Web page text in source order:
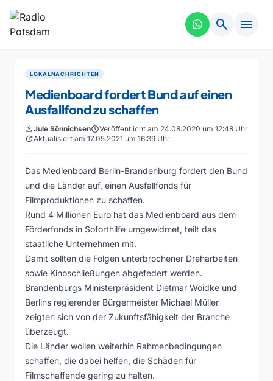
search menu
LOKALNACHRICHTEN
Medienboard fordert Bund auf einen
Ausfallfond zu schaffen
personJule SönnichsenscheduleVeröffentlicht am 24.08.2020 um 12:48 Uhr
updateAktualisiert am 17.05.2021 um 16:39 Uhr
Das Medienboard Berlin-Brandenburg fordert den Bund
und die Länder auf, einen Ausfallfonds für
Filmproduktionen zu schaffen.
Rund 4 Millionen Euro hat das Medienboard aus dem
Förderfonds in Soforthilfe umgewidmet, teilt das
staatliche Unternehmen mit.
Damit sollten die Folgen unterbrochener Dreharbeiten
sowie Kinoschließungen abgefedert werden.
Brandenburgs Ministerpräsident Dietmar Woidke und
Berlins regierender Bürgermeister Michael Müller
zeigten sich von der Zukunftsfähigkeit der Branche
überzeugt.
Die Länder wollen weiterhin Rahmenbedingungen
schaffen, die dabei helfen, die Schäden für
Filmschaffende gering zu halten.